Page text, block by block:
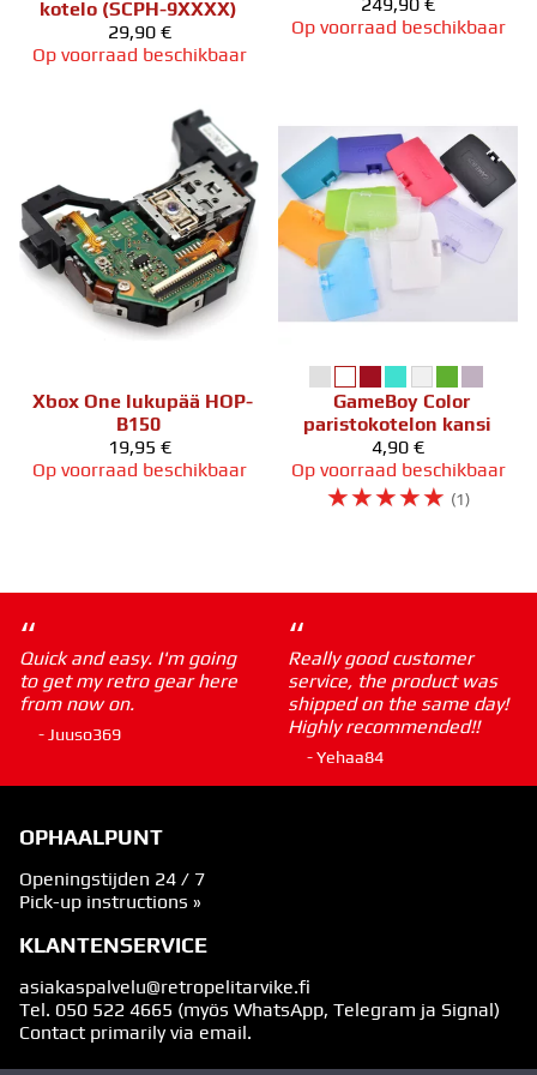
kotelo (SCPH-9XXXX)
29,90 €
Op voorraad beschikbaar
Op voorraad beschikbaar
Xbox One lukupää HOP-
B150
19,95 €
Op voorraad beschikbaar
GameBoy Color
paristokotelon kansi
4,90 €
Op voorraad beschikbaar
☆☆☆☆☆ (1)
“
Quick and easy. I'm going
to get my retro gear here
from now on.
- Juuso369
“
Really good customer
service, the product was
shipped on the same day!
Highly recommended!!
- Yehaa84
OPHAALPUNT
Openingstijden 24 / 7
Pick-up instructions »
KLANTENSERVICE
asiakaspalvelu@retropelitarvike.fi
Tel. 050 522 4665 (myös WhatsApp, Telegram ja Signal)
Contact primarily via email.